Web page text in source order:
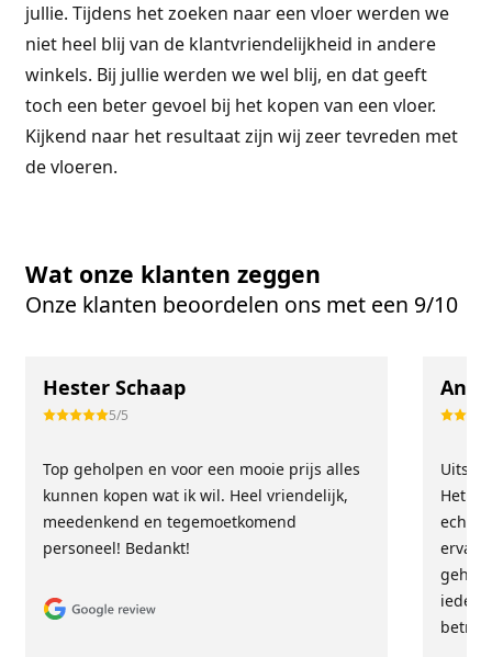
jullie. Tijdens het zoeken naar een vloer werden we
niet heel blij van de klantvriendelijkheid in andere
winkels. Bij jullie werden we wel blij, en dat geeft
toch een beter gevoel bij het kopen van een vloer.
Kijkend naar het resultaat zijn wij zeer tevreden met
de vloeren.
Wat onze klanten zeggen
Onze klanten beoordelen ons met een 9/10
Hester Schaap
5/5
Top geholpen en voor een mooie prijs alles
kunnen kopen wat ik wil. Heel vriendelijk,
meedenkend en tegemoetkomend
personeel! Bedankt!
Het
echt